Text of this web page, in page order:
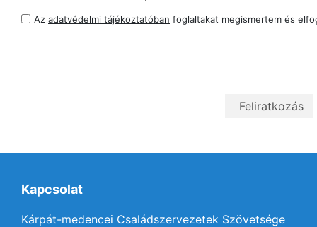
Az adatvédelmi tájékoztatóban foglaltakat megismertem és
Kapcsolat
Kárpát-medencei Családszervezetek Szövetsége